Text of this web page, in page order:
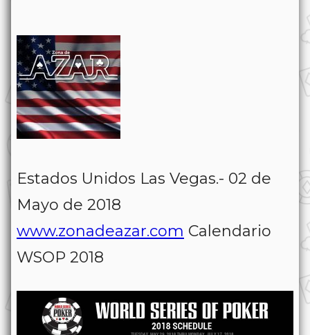
Estados Unidos Las Vegas.- 02 de
Mayo de 2018
www.zonadeazar.com Calendario
WSOP 2018